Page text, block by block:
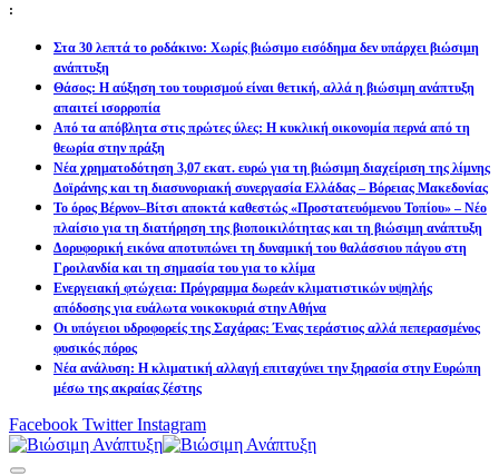
:
Στα 30 λεπτά το ροδάκινο: Χωρίς βιώσιμο εισόδημα δεν υπάρχει βιώσιμη
ανάπτυξη
Θάσος: Η αύξηση του τουρισμού είναι θετική, αλλά η βιώσιμη ανάπτυξη
απαιτεί ισορροπία
Από τα απόβλητα στις πρώτες ύλες: Η κυκλική οικονομία περνά από τη
θεωρία στην πράξη
Νέα χρηματοδότηση 3,07 εκατ. ευρώ για τη βιώσιμη διαχείριση της λίμνης
Δοϊράνης και τη διασυνοριακή συνεργασία Ελλάδας – Βόρειας Μακεδονίας
Το όρος Βέρνον–Βίτσι αποκτά καθεστώς «Προστατευόμενου Τοπίου» – Νέο
πλαίσιο για τη διατήρηση της βιοποικιλότητας και τη βιώσιμη ανάπτυξη
Δορυφορική εικόνα αποτυπώνει τη δυναμική του θαλάσσιου πάγου στη
Γροιλανδία και τη σημασία του για το κλίμα
Ενεργειακή φτώχεια: Πρόγραμμα δωρεάν κλιματιστικών υψηλής
απόδοσης για ευάλωτα νοικοκυριά στην Αθήνα
Οι υπόγειοι υδροφορείς της Σαχάρας: Ένας τεράστιος αλλά πεπερασμένος
φυσικός πόρος
Νέα ανάλυση: Η κλιματική αλλαγή επιταχύνει την ξηρασία στην Ευρώπη
μέσω της ακραίας ζέστης
Facebook Twitter Instagram